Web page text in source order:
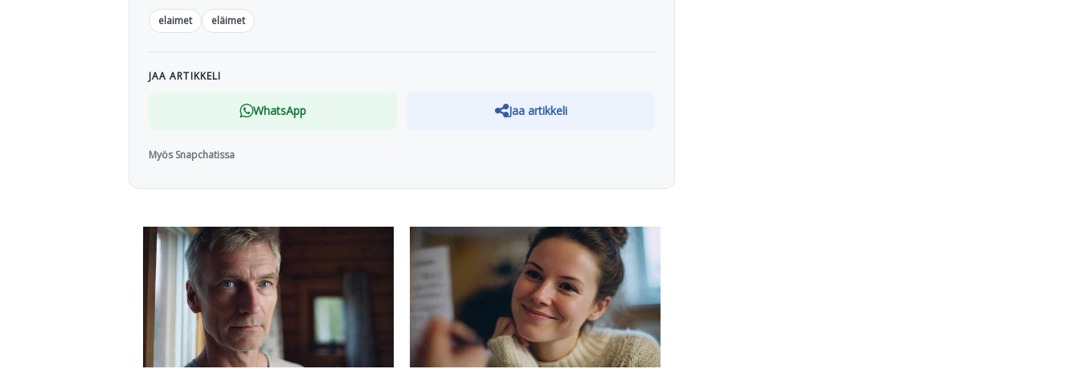
elaimet
eläimet
JAA ARTIKKELI
WhatsApp Jaa artikkeli
Myös Snapchatissa